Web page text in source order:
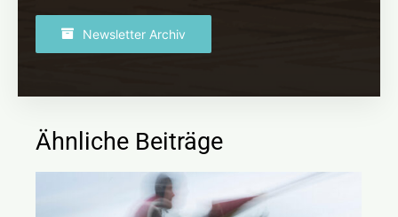
Newsletter Archiv
Ähnliche Beiträge